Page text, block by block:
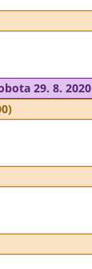
29. 8. 2020